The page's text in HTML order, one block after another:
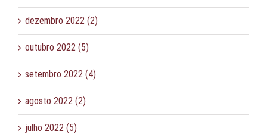
dezembro 2022 (2)
outubro 2022 (5)
setembro 2022 (4)
agosto 2022 (2)
julho 2022 (5)